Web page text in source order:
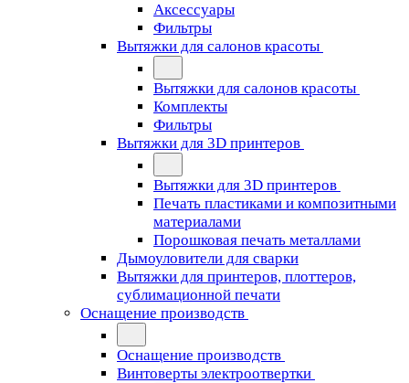
Аксессуары
Фильтры
Вытяжки для салонов красоты
Вытяжки для салонов красоты
Комплекты
Фильтры
Вытяжки для 3D принтеров
Вытяжки для 3D принтеров
Печать пластиками и композитными
материалами
Порошковая печать металлами
Дымоуловители для сварки
Вытяжки для принтеров, плоттеров,
сублимационной печати
Оснащение производств
Оснащение производств
Винтоверты электроотвертки